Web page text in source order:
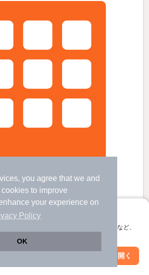
you agree that we and
cookies to improve
your experience on
Policy
OK
替えて、サクサクお部屋探し
すぐ使える。マップ検索やお気に入り保存など、
アプリを開く
の賃貸物件
八栗駅 歩6分 （琴電志度線）
六万寺駅 歩11分 （琴電志度線）
香川県高松市牟礼町牟礼
絞り込み条件を変更